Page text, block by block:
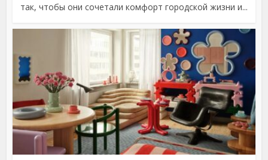
так, чтобы они сочетали комфорт городской жизни и...